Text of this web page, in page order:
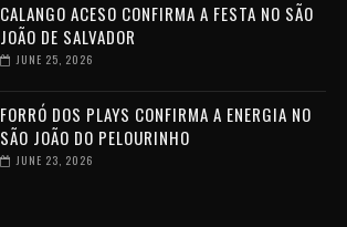
CALANGO ACESO CONFIRMA A FESTA NO SÃO
JOÃO DE SALVADOR
JUNE 25, 2026
FORRÓ DOS PLAYS CONFIRMA A ENERGIA NO
SÃO JOÃO DO PELOURINHO
JUNE 23, 2026